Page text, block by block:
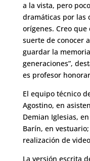
a la vista, pero
dramáticas por las
orígenes. Creo
suerte de conocer
guardar la
generaciones”,
es profesor
El equipo técnico
Agostino, en
Demian Iglesias,
Barín, en
realización de
La versión escrita